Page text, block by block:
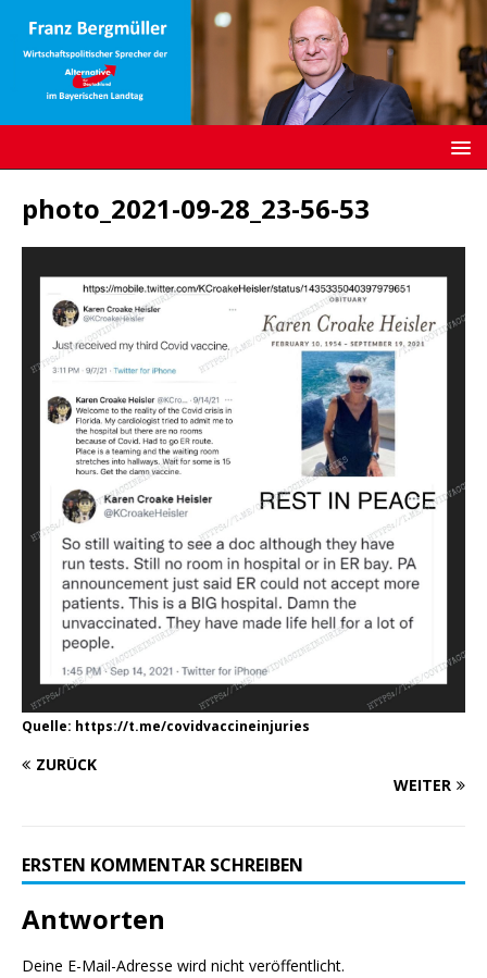
photo_2021-09-28_23-56-53
Quelle: https://t.me/covidvaccineinjuries
ZURÜCK
WEITER
ERSTEN KOMMENTAR SCHREIBEN
Antworten
Deine E-Mail-Adresse wird nicht veröffentlicht.